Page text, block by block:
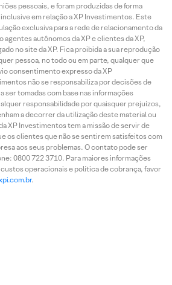
pessoais, e foram produzidas de forma
em relação a XP Investimentos. Este
exclusiva para a rede de relacionamento da
autônomos da XP e clientes da XP,
no site da XP. Fica proibida a sua reprodução
pessoa, no todo ou em parte, qualquer que
consentimento expresso da XP
não se responsabiliza por decisões de
ser tomadas com base nas informações
responsabilidade por quaisquer prejuízos,
a decorrer da utilização deste material ou
XP Investimentos tem a missão de servir de
os clientes que não se sentirem satisfeitos com
aos seus problemas. O contato pode ser
0800 722 3710. Para maiores informações
operacionais e política de cobrança, favor
.